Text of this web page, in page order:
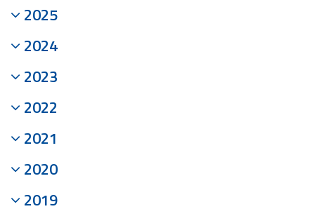
2025
2024
2023
2022
2021
2020
2019